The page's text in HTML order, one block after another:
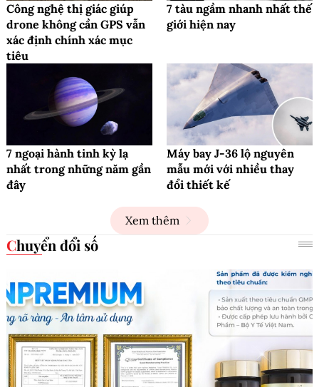
Công nghệ thị giác giúp
drone không cần GPS vẫn
xác định chính xác mục
tiêu
7 tàu ngầm nhanh nhất thế
giới hiện nay
7 ngoại hành tinh kỳ lạ
nhất trong những năm gần
đây
Máy bay J-36 lộ nguyên
mẫu mới với nhiều thay
đổi thiết kế
Xem thêm
Chuyển đổi số